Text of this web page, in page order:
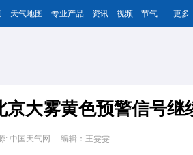
天气地图 专业产品 资讯 视频 节气 更多
京大雾黄色预警信号继
: 中国天气网 编辑：王雯雯